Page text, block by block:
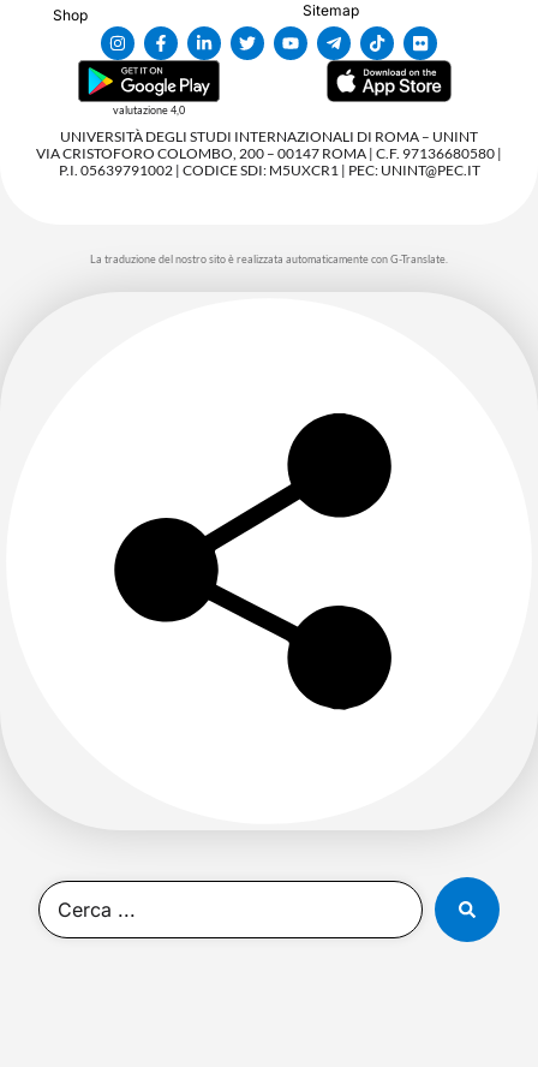
Shop
Sitemap
valutazione 4,0
UNIVERSITÀ DEGLI STUDI INTERNAZIONALI DI ROMA – UNINT
VIA CRISTOFORO COLOMBO, 200 – 00147 ROMA | C.F. 97136680580 |
P.I. 05639791002 | CODICE SDI: M5UXCR1 | PEC: UNINT@PEC.IT
La traduzione del nostro sito è realizzata automaticamente con G-Translate.